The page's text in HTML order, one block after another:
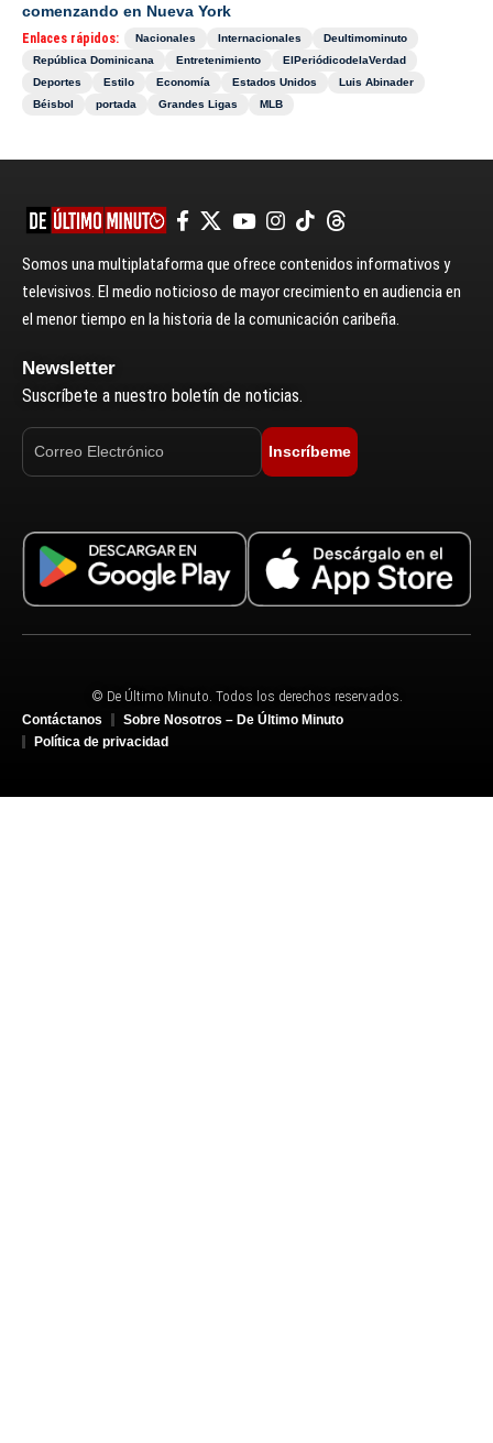
comenzando en Nueva York
Enlaces rápidos: Nacionales Internacionales
Deultimominuto
República Dominicana
Entretenimiento
ElPeriódicodelaVerdad
Deportes
Estilo Economía Estados Unidos
Luis Abinader
Béisbol
portada Grandes Ligas MLB
Somos una multiplataforma que ofrece contenidos informativos y
televisivos. El medio noticioso de mayor crecimiento en audiencia en
el menor tiempo en la historia de la comunicación caribeña.
Newsletter
Suscríbete a nuestro boletín de noticias.
Inscríbeme
© De Último Minuto. Todos los derechos reservados.
Contáctanos
Sobre Nosotros – De Último Minuto
Política de privacidad